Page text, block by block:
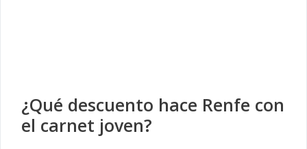
¿Qué descuento hace Renfe con
el carnet joven?